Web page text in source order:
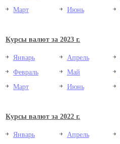
Март
Июнь
Курсы валют за 2023 г.
Январь
Февраль
Март
Апрель
Май
Июнь
Курсы валют за 2022 г.
Январь
Апрель